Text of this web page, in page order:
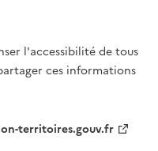
l'accessibilité de tous
ces informations
territoires.gouv.fr